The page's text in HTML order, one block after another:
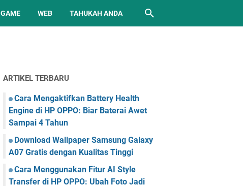
GAME WEB TAHUKAH ANDA
ARTIKEL TERBARU
Cara Mengaktifkan Battery Health
Engine di HP OPPO: Biar Baterai Awet
Sampai 4 Tahun
Download Wallpaper Samsung Galaxy
A07 Gratis dengan Kualitas Tinggi
Cara Menggunakan Fitur AI Style
Transfer di HP OPPO: Ubah Foto Jadi